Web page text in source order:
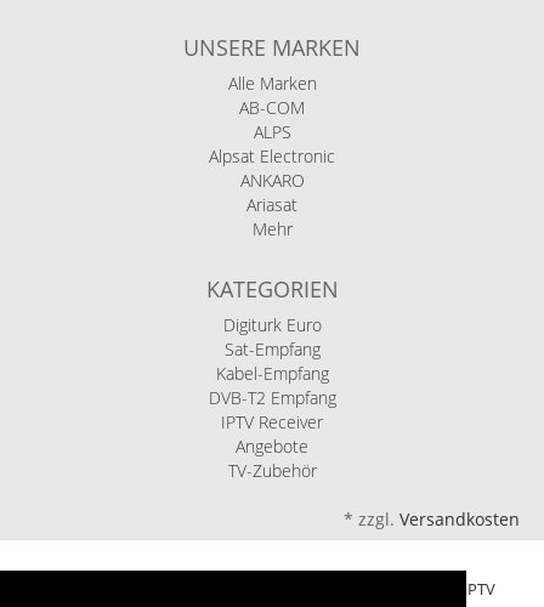
UNSERE MARKEN
Alle Marken
AB-COM
ALPS
Alpsat Electronic
ANKARO
Ariasat
Mehr
KATEGORIEN
Digiturk Euro
Sat-Empfang
Kabel-Empfang
DVB-T2 Empfang
IPTV Receiver
Angebote
TV-Zubehör
* zzgl. Versandkosten
Ariasat eShop - Ihr Fachhandel für Sat, Kabel, DVB-T2 und IPTV